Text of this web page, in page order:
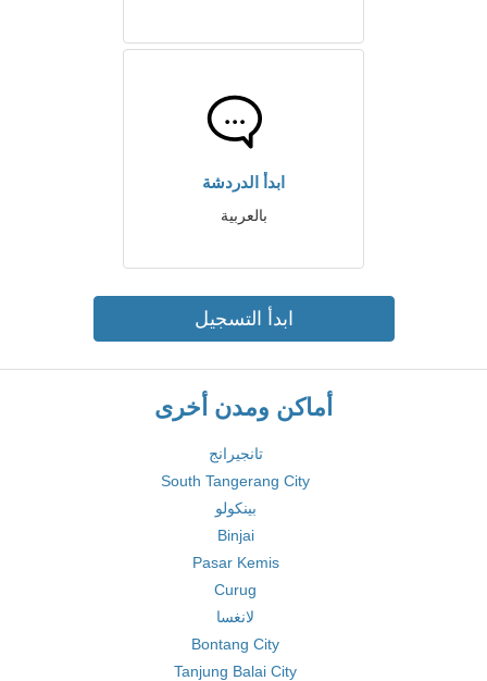
ابدأ الدردشة
بالعربية
ابدأ التسجيل
أماكن ومدن أخرى
تانجيرانج
South Tangerang City
بينكولو
Binjai
Pasar Kemis
Curug
لانغسا
Bontang City
Tanjung Balai City